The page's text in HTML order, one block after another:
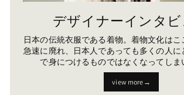
デザイナーインタビ
日本の伝統衣服である着物。着物文化は
急速に廃れ、日本人であっても多くの人に
で身につけるものではなくなってしま
view more→